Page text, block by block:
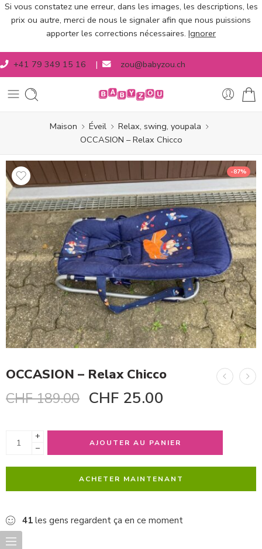
Si vous constatez une erreur, dans les images, les descriptions, les
prix ou autre, merci de nous le signaler afin que nous puissions
apporter les corrections nécessaires. Ignorer
+41 79 349 15 16 | zou@babyzou.ch
Maison Éveil
Relax, swing, youpala
OCCASION – Relax Chicco
-87%
OCCASION – Relax Chicco
CHF189.00 CHF 25.00
+
−
AJOUTER AU PANIER
ACHETER MAINTENANT
41 les gens regardent ça en ce moment